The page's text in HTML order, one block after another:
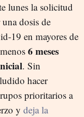
lunes la solicitud
dosis de
19 en mayores de
6 meses
. Sin
hacer
prioritarios a
y deja la